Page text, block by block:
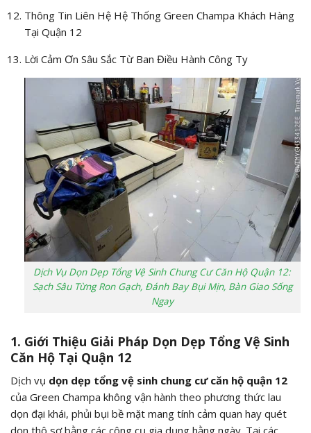
Thông Tin Liên Hệ Hệ Thống Green Champa Khách Hàng
Tại Quận 12
Lời Cảm Ơn Sâu Sắc Từ Ban Điều Hành Công Ty
Dịch Vụ Dọn Dẹp Tổng Vệ Sinh Chung Cư Căn Hộ Quận 12:
Sạch Sâu Từng Ron Gạch, Đánh Bay Bụi Mịn, Bàn Giao Sống
Ngay
1. Giới Thiệu Giải Pháp Dọn Dẹp Tổng Vệ Sinh
Căn Hộ Tại Quận 12
Dịch vụ dọn dẹp tổng vệ sinh chung cư căn hộ quận 12
của Green Champa không vận hành theo phương thức lau
dọn đại khái, phủi bụi bề mặt mang tính cảm quan hay quét
dọn thô sơ bằng các công cụ gia dụng hằng ngày. Tại các